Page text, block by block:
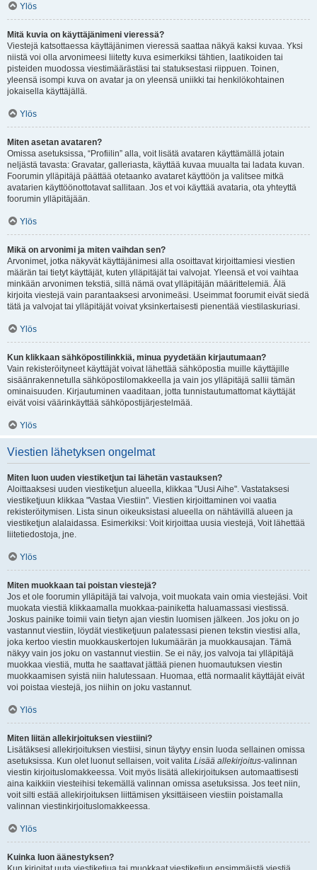
Ylös
Mitä kuvia on käyttäjänimeni vieressä?
Viestejä katsottaessa käyttäjänimen vieressä saattaa näkyä kaksi kuvaa. Yksi
niistä voi olla arvonimeesi liitetty kuva esimerkiksi tähtien, laatikoiden tai
pisteiden muodossa viestimäärästäsi tai statuksestasi riippuen. Toinen,
yleensä isompi kuva on avatar ja on yleensä uniikki tai henkilökohtainen
jokaisella käyttäjällä.
Ylös
Miten asetan avataren?
Omissa asetuksissa, “Profiilin” alla, voit lisätä avataren käyttämällä jotain
neljästä tavasta: Gravatar, galleriasta, käyttää kuvaa muualta tai ladata kuvan.
Foorumin ylläpitäjä päättää otetaanko avataret käyttöön ja valitsee mitkä
avatarien käyttöönottotavat sallitaan. Jos et voi käyttää avataria, ota yhteyttä
foorumin ylläpitäjään.
Ylös
Mikä on arvonimi ja miten vaihdan sen?
Arvonimet, jotka näkyvät käyttäjänimesi alla osoittavat kirjoittamiesi viestien
määrän tai tietyt käyttäjät, kuten ylläpitäjät tai valvojat. Yleensä et voi vaihtaa
minkään arvonimen tekstiä, sillä nämä ovat ylläpitäjän määrittelemiä. Älä
kirjoita viestejä vain parantaaksesi arvonimeäsi. Useimmat foorumit eivät siedä
tätä ja valvojat tai ylläpitäjät voivat yksinkertaisesti pienentää viestilaskuriasi.
Ylös
Kun klikkaan sähköpostilinkkiä, minua pyydetään kirjautumaan?
Vain rekisteröityneet käyttäjät voivat lähettää sähköpostia muille käyttäjille
sisäänrakennetulla sähköpostilomakkeella ja vain jos ylläpitäjä sallii tämän
ominaisuuden. Kirjautuminen vaaditaan, jotta tunnistautumattomat käyttäjät
eivät voisi väärinkäyttää sähköpostijärjestelmää.
Ylös
Viestien lähetyksen ongelmat
Miten luon uuden viestiketjun tai lähetän vastauksen?
Aloittaaksesi uuden viestiketjun alueella, klikkaa "Uusi Aihe". Vastataksesi
viestiketjuun klikkaa "Vastaa Viestiin". Viestien kirjoittaminen voi vaatia
rekisteröitymisen. Lista sinun oikeuksistasi alueella on nähtävillä alueen ja
viestiketjun alalaidassa. Esimerkiksi: Voit kirjoittaa uusia viestejä, Voit lähettää
liitetiedostoja, jne.
Ylös
Miten muokkaan tai poistan viestejä?
Jos et ole foorumin ylläpitäjä tai valvoja, voit muokata vain omia viestejäsi. Voit
muokata viestiä klikkaamalla muokkaa-painiketta haluamassasi viestissä.
Joskus painike toimii vain tietyn ajan viestin luomisen jälkeen. Jos joku on jo
vastannut viestiin, löydät viestiketjuun palatessasi pienen tekstin viestisi alla,
joka kertoo viestin muokkauskertojen lukumäärän ja muokkausajan. Tämä
näkyy vain jos joku on vastannut viestiin. Se ei näy, jos valvoja tai ylläpitäjä
muokkaa viestiä, mutta he saattavat jättää pienen huomautuksen viestin
muokkaamisen syistä niin halutessaan. Huomaa, että normaalit käyttäjät eivät
voi poistaa viestejä, jos niihin on joku vastannut.
Ylös
Miten liitän allekirjoituksen viestiini?
Lisätäksesi allekirjoituksen viestiisi, sinun täytyy ensin luoda sellainen omissa
asetuksissa. Kun olet luonut sellaisen, voit valita Lisää allekirjoitus-valinnan
viestin kirjoituslomakkeessa. Voit myös lisätä allekirjoituksen automaattisesti
aina kaikkiin viesteihisi tekemällä valinnan omissa asetuksissa. Jos teet niin,
voit silti estää allekirjoituksen liittämisen yksittäiseen viestiin poistamalla
valinnan viestinkirjoituslomakkeessa.
Ylös
Kuinka luon äänestyksen?